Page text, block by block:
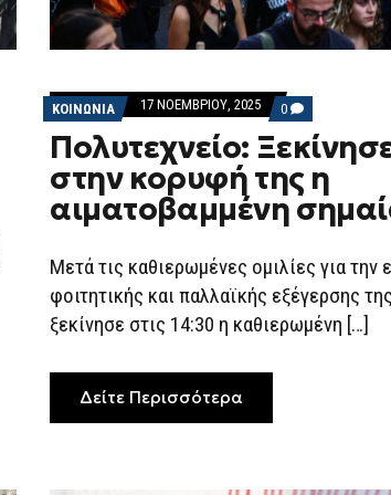
ΚΟΙΝΩΝΙΑ 17 ΝΟΕΜΒΡΊΟΥ, 2025 0 COMMENTS
ON
ΠΟΛΥΤΕΧΝΕΊΟ:
ΞΕΚΊΝΗΣΕ
Η
ΠΟΡΕΊΑ,
ΣΤΗΝ
ΚΟΡΥΦΉ
Η
ΣΗΜΑΊΑ
Πολυτεχνείο:
στην κορυφή της η
αιματοβαμμένη
Μετά τις καθιερωμένες ομιλίες για την
φοιτητικής και παλλαϊκής εξέγερσης
ξεκίνησε στις 14:30 η καθιερωμένη […]
Δείτε Περισσότερα